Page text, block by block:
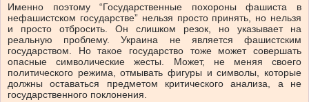
Именно поэтому “Государственные похороны фашиста в
нефашистском государстве” нельзя просто принять, но нельзя
и просто отбросить. Он слишком резок, но указывает на
реальную проблему. Украина не является фашистским
государством. Но такое государство тоже может совершать
опасные символические жесты. Может, не меняя своего
политического режима, отмывать фигуры и символы, которые
должны оставаться предметом критического анализа, а не
государственного поклонения.